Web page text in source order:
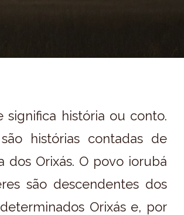
história ou conto.
histórias contadas de
Orixás. O povo iorubá
são descendentes dos
Orixás e, por